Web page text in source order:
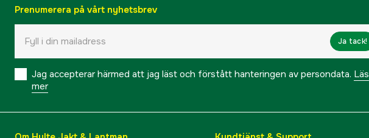
Prenumerera på vårt nyhetsbrev
Ja tack!
Jag accepterar härmed att jag läst och förstått hanteringen av persondata. Läs
mer